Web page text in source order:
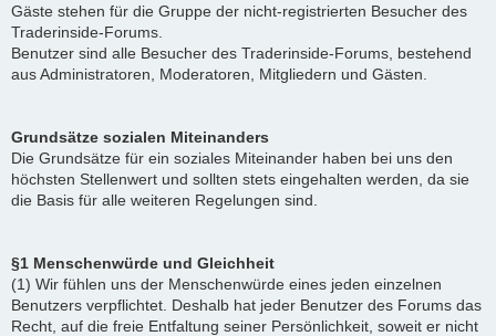
Gäste stehen für die Gruppe der nicht-registrierten Besucher des
Traderinside-Forums.
Benutzer sind alle Besucher des Traderinside-Forums, bestehend
aus Administratoren, Moderatoren, Mitgliedern und Gästen.
Grundsätze sozialen Miteinanders
Die Grundsätze für ein soziales Miteinander haben bei uns den
höchsten Stellenwert und sollten stets eingehalten werden, da sie
die Basis für alle weiteren Regelungen sind.
§1 Menschenwürde und Gleichheit
(1) Wir fühlen uns der Menschenwürde eines jeden einzelnen
Benutzers verpflichtet. Deshalb hat jeder Benutzer des Forums das
Recht, auf die freie Entfaltung seiner Persönlichkeit, soweit er nicht